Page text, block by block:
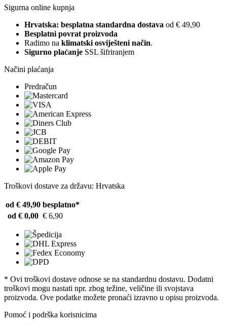
Sigurna online kupnja
Hrvatska: besplatna standardna dostava od € 49,90
Besplatni povrat proizvoda
Radimo na klimatski osviješteni način.
Sigurno plaćanje SSL šifriranjem
Načini plaćanja
Predračun
Troškovi dostave za državu: Hrvatska
od € 49,90 besplatno*
od € 0,00 € 6,90
* Ovi troškovi dostave odnose se na standardnu ​​dostavu. Dodatni
troškovi mogu nastati npr. zbog težine, veličine ili svojstava
proizvoda. Ove podatke možete pronaći izravno u opisu proizvoda.
Pomoć i podrška korisnicima